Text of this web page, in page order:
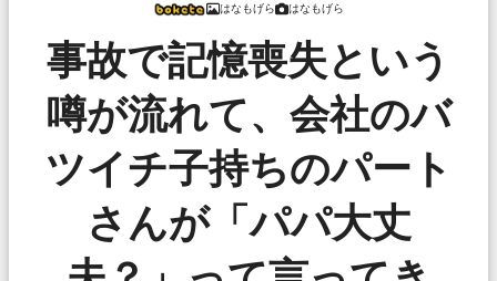
はなもげら はなもげら
事故で記憶喪失という
噂が流れて、会社のバ
ツイチ子持ちのパート
さんが「パパ大丈